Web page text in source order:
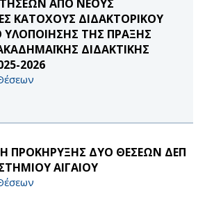
ΑΠΟ ΝΕΟΥΣ
ΚΑΤΟΧΟΥΣ ΔΙΔΑΚΤΟΡΙΚΟΥ
ΥΛΟΠΟΙΗΣΗΣ ΤΗΣ ΠΡΑΞΗΣ
ΔΙΔΑΚΤΙΚΗΣ
2026
ΠΡΟΚΗΡΥΞΗΣ ΔΥΟ ΘΕΣΕΩΝ ΔΕΠ
ΑΙΓΑΙΟΥ